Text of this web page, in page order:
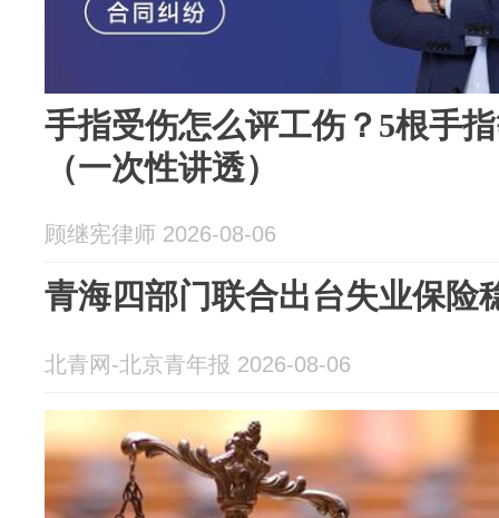
手指受伤怎么评工伤？5根手
（一次性讲透）
顾继宪律师 2026-08-06
青海四部门联合出台失业保险
北青网-北京青年报 2026-08-06